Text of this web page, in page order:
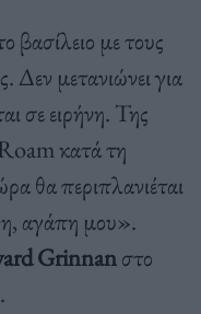
βασίλειο με τους
Δεν μετανιώνει για
σε ειρήνη. Της
κατά τη
θα περιπλανιέται
αγάπη μου».
Grinnanστο